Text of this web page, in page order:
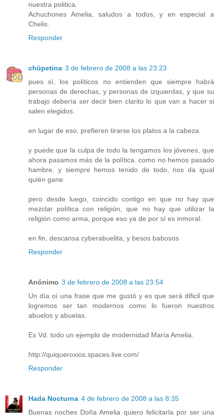
nuestra politica.
Achuchones Amelia, saludos a todos, y en especial a
Chelis.
Responder
chüpetina 3 de febrero de 2008 a las 23:23
pues sí, los políticos no entienden que siempre habrá
personas de derechas, y personas de izquierdas, y que su
trabajo debería ser decir bien clarito lo que van a hacer si
salen elegidos.
en lugar de eso, prefieren tirarse los platos a la cabeza.
y puede que la culpa de todo la tengamos los jóvenes, que
ahora pasamos más de la política. como no hemos pasado
hambre, y siempre hemos tenido de todo, nos da igual
quién gane.
pero desde luego, coincido contigo en que no hay que
mezclar política con religión, que no hay que utilizar la
religión como arma, porque eso ya de por sí es inmoral.
en fin, descansa cyberabuelita, y besos babosos
Responder
Anónimo 3 de febrero de 2008 a las 23:54
Un día oí una frase que me gustó y es que será dificil que
logremos ser tan modernos como lo fueron nuestros
abuelos y abuelas.
Es Vd. todo un ejemplo de modernidad María Amelia.
http://quiqueroxios.spaces.live.com/
Responder
Hada Nocturna 4 de febrero de 2008 a las 8:35
Buenas noches Doña Amelia quiero felicitarla por ser una